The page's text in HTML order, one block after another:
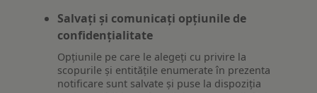
Salvați și comunicați opțiunile de
confidențialitate
Opțiunile pe care le alegeți cu privire la
scopurile și entitățile enumerate în prezenta
notificare sunt salvate și puse la dispoziția